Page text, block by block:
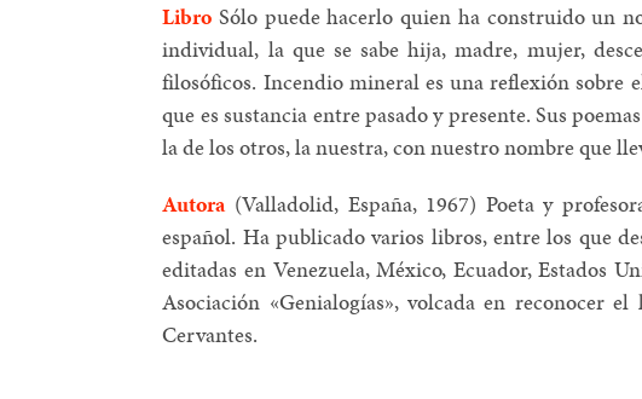
Libro Sólo puede hacerlo quien ha construido un
individual, la que se sabe hija, madre, mujer,
filosóficos. Incendio mineral es una reflexión
que es sustancia entre pasado y presente. Sus
la de los otros, la nuestra, con nuestro nombre que
Autora(Valladolid, España, 1967) Poeta y
español. Ha publicado varios libros, entre los que
editadas en Venezuela, México, Ecuador, Estados
Asociación «Genialogías», volcada en reconocer
Cervantes.